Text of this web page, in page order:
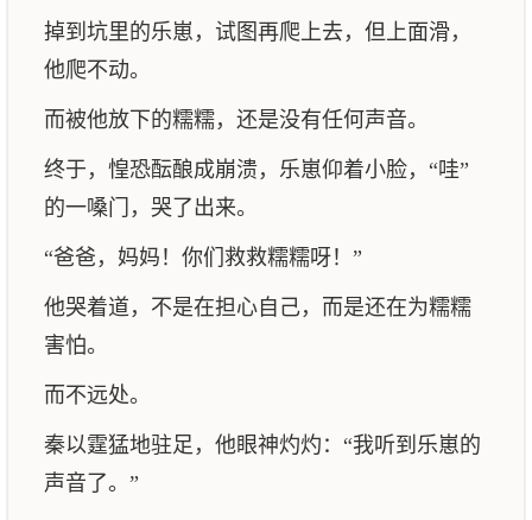
掉到坑里的乐崽，试图再爬上去，但上面滑，
他爬不动。
而被他放下的糯糯，还是没有任何声音。
终于，惶恐酝酿成崩溃，乐崽仰着小脸，“哇”
的一嗓门，哭了出来。
“爸爸，妈妈！你们救救糯糯呀！”
他哭着道，不是在担心自己，而是还在为糯糯
害怕。
而不远处。
秦以霆猛地驻足，他眼神灼灼：“我听到乐崽的
声音了。”